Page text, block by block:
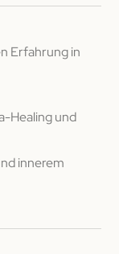
Erfahrung in
Healing und
innerem